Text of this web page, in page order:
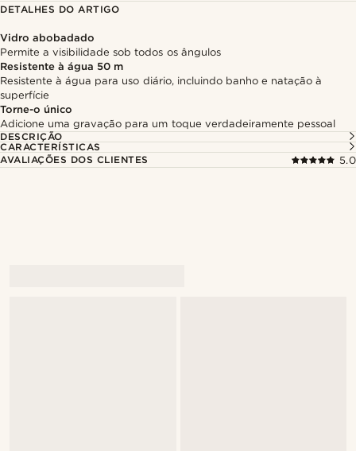
DETALHES DO ARTIGO
Vidro abobadado
Permite a visibilidade sob todos os ângulos
Resistente à água 50 m
Resistente à água para uso diário, incluindo banho e natação à
superfície
Torne-o único
Adicione uma gravação para um toque verdadeiramente pessoal
DESCRIÇÃO
CARACTERÍSTICAS
AVALIAÇÕES DOS CLIENTES
5.0